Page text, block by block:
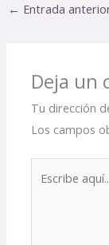
← Entrada
Deja un
Tu dirección
Los campos